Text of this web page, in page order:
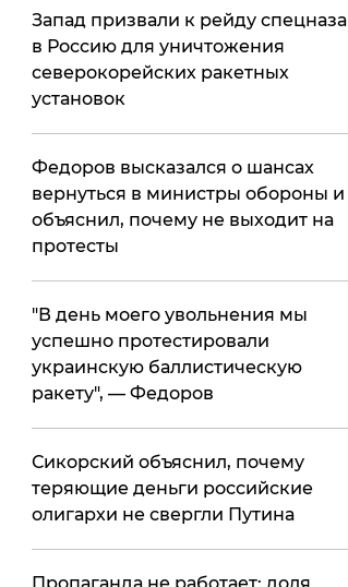
Запад призвали к рейду спецназа
в Россию для уничтожения
северокорейских ракетных
установок
Федоров высказался о шансах
вернуться в министры обороны и
объяснил, почему не выходит на
протесты
​"В день моего увольнения мы
успешно протестировали
украинскую баллистическую
ракету", — Федоров
Сикорский объяснил, почему
теряющие деньги российские
олигархи не свергли Путина